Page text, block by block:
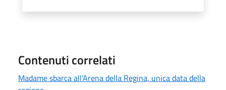
Contenuti correlati
Madame sbarca all'Arena della Regina, unica data della